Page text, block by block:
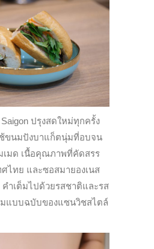
ปรุงสดใหม่ทุกครั้ง
ช้ขนมปังบาแก็ตนุ่มที่อบจน
เมด เนื้อคุณภาพที่คัดสรร
ไทย และซอสมายองเนส
ำเต็มไปด้วยรสชาติและรส
แบบฉบับของแซนวิชสไตล์